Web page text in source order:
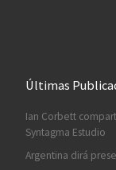
Últimas
Ian Corbett
Syntagma Estudio
Argentina dirá